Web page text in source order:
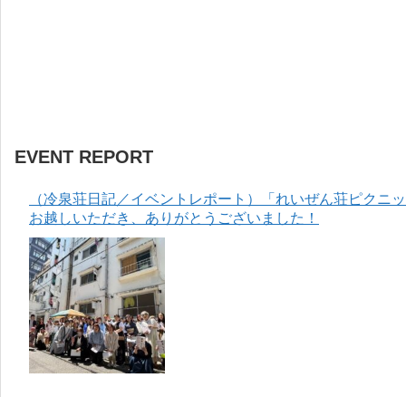
EVENT REPORT
（冷泉荘日記／イベントレポート）「れいぜん荘ピクニ
お越しいただき、ありがとうございました！